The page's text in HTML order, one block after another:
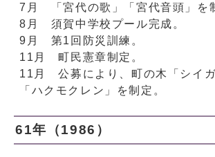
7月 「宮代の歌」「宮代音頭」を
8月 須賀中学校プール完成。
9月 第1回防災訓練。
11月 町民憲章制定。
11月 公募により、町の木「シイ
「ハクモクレン」を制定。
61年（1986）